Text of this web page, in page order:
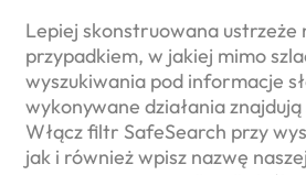
Lepiej skonstruowana ustrzeże
przypadkiem, w jakiej mimo
wyszukiwania pod informacje
wykonywane działania
Włącz filtr SafeSearch przy
jak i również wpisz nazwę